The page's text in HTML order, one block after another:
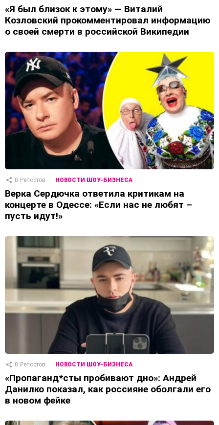
«Я был близок к этому» — Виталий
Козловский прокомментировал информацию
о своей смерти в российской Википедии
0 Репостов НОВОСТИ ШОУ-БИЗНЕСА
Верка Сердючка ответила критикам на
концерте в Одессе: «Если нас не любят –
пусть идут!»
0 Репостов НОВОСТИ ШОУ-БИЗНЕСА
«Пропаганд*сты пробивают дно»: Андрей
Данилко показал, как россияне оболгали его
в новом фейке